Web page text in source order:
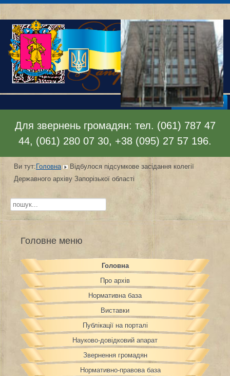
Відкрити меню
Для звернень громадян: тел. (061) 787 47
44, (061) 280 07 30, +38 (095) 27 57 196.
Ви тут:Головна
Відбулося підсумкове засідання колегії
Державного архіву Запорізької області
Пошук...
Головне меню
Головна
Про архів
Нормативна база
Виставки
Публікації на порталі
Науково-довідковий апарат
Звернення громадян
Нормативно-правова база